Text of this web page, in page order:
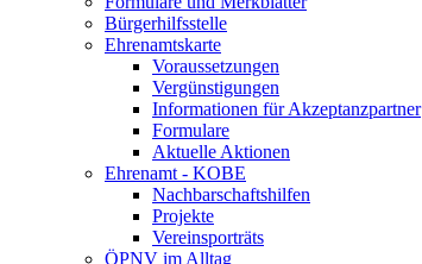
Bürgerhilfsstelle
Ehrenamtskarte
Voraussetzungen
Vergünstigungen
Informationen für Akzeptanzpartner
Formulare
Aktuelle Aktionen
Ehrenamt - KOBE
Nachbarschaftshilfen
Projekte
Vereinsporträts
ÖPNV im Alltag